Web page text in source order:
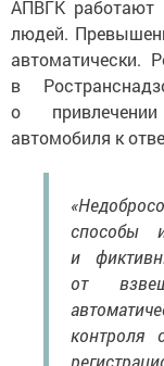
людей.
автоматически.
в
о привлечении
автомобиля к
способы
и
от
контроля